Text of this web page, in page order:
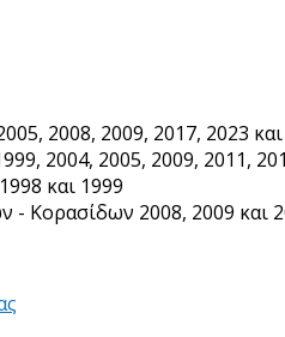
2008, 2009, 2017, 2023
2004, 2005, 2009, 2011,
και 1999
- Κορασίδων 2008, 2009 και